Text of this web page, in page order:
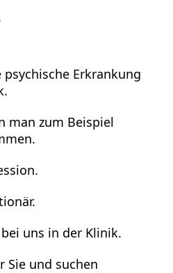
Erkrankung
man zum Beispiel
uns in der Klinik.
Sie und suchen